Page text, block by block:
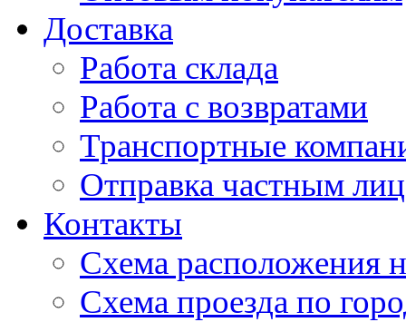
Доставка
Работа склада
Работа с возвратами
Транспортные
Отправка частным
Контакты
Схема расположения
Схема проезда по